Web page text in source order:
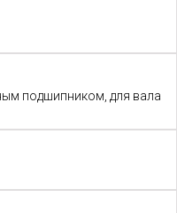
подшипником, для вала